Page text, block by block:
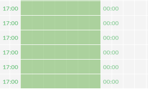
17:00
00:00
17:00
00:00
17:00
00:00
17:00
00:00
17:00
00:00
17:00 00:00